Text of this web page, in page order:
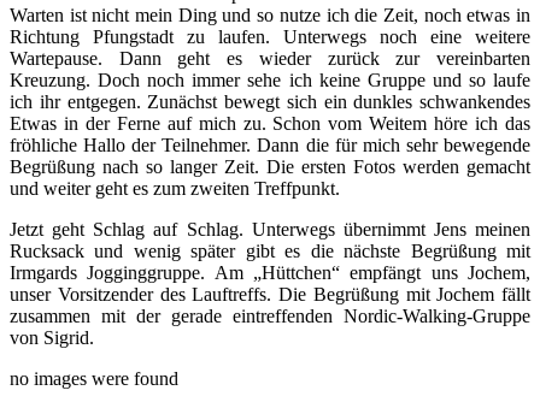
Warten ist nicht mein Ding und so nutze ich die Zeit, noch etwas in
Richtung Pfungstadt zu laufen. Unterwegs noch eine weitere
Wartepause. Dann geht es wieder zurück zur vereinbarten
Kreuzung. Doch noch immer sehe ich keine Gruppe und so laufe
ich ihr entgegen. Zunächst bewegt sich ein dunkles schwankendes
Etwas in der Ferne auf mich zu. Schon vom Weitem höre ich das
fröhliche Hallo der Teilnehmer. Dann die für mich sehr bewegende
Begrüßung nach so langer Zeit. Die ersten Fotos werden gemacht
und weiter geht es zum zweiten Treffpunkt.
Jetzt geht Schlag auf Schlag. Unterwegs übernimmt Jens meinen
Rucksack und wenig später gibt es die nächste Begrüßung mit
Irmgards Jogginggruppe. Am „Hüttchen“ empfängt uns Jochem,
unser Vorsitzender des Lauftreffs. Die Begrüßung mit Jochem fällt
zusammen mit der gerade eintreffenden Nordic-Walking-Gruppe
von Sigrid.
no images were found